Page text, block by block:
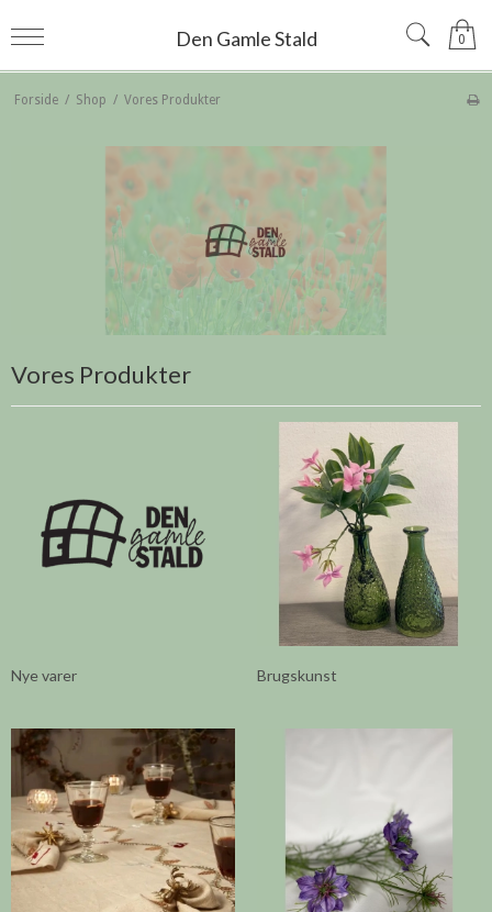
Den Gamle Stald 0
Forside / Shop / Vores Produkter
Vores Produkter
Nye varer Brugskunst